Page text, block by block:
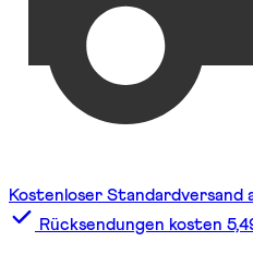
Kostenloser Standardversand
Rücksendungen kosten